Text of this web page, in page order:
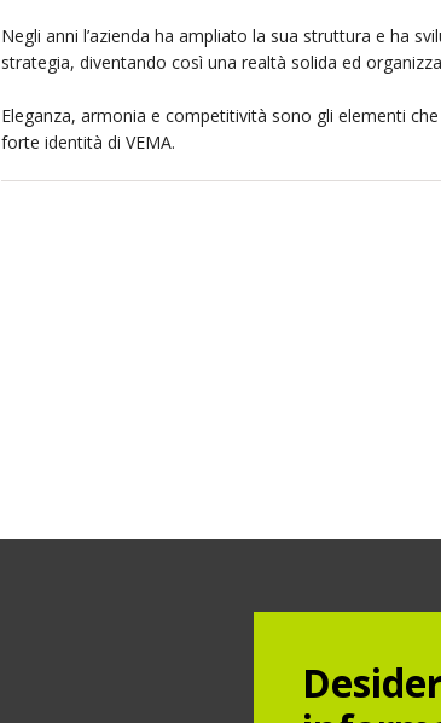
Negli anni l’azienda ha ampliato la sua struttura e ha
strategia, diventando così una realtà solida ed
Eleganza, armonia e competitività sono gli elementi
forte identità di VEMA.